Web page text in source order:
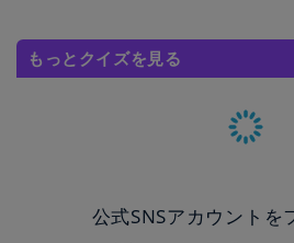
もっとクイズを見る
公式SNSアカウントを